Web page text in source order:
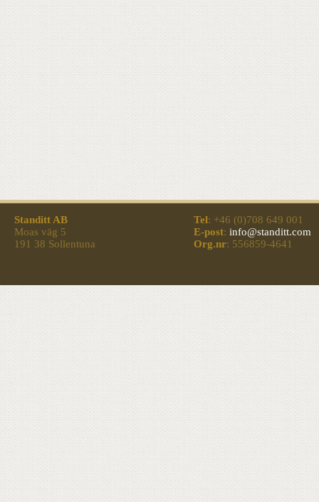
Standitt AB
Moas väg 5
191 38 Sollentuna
Tel: +46 (0)708 649 001
E-post: info@standitt.com
Org.nr: 556859-4641